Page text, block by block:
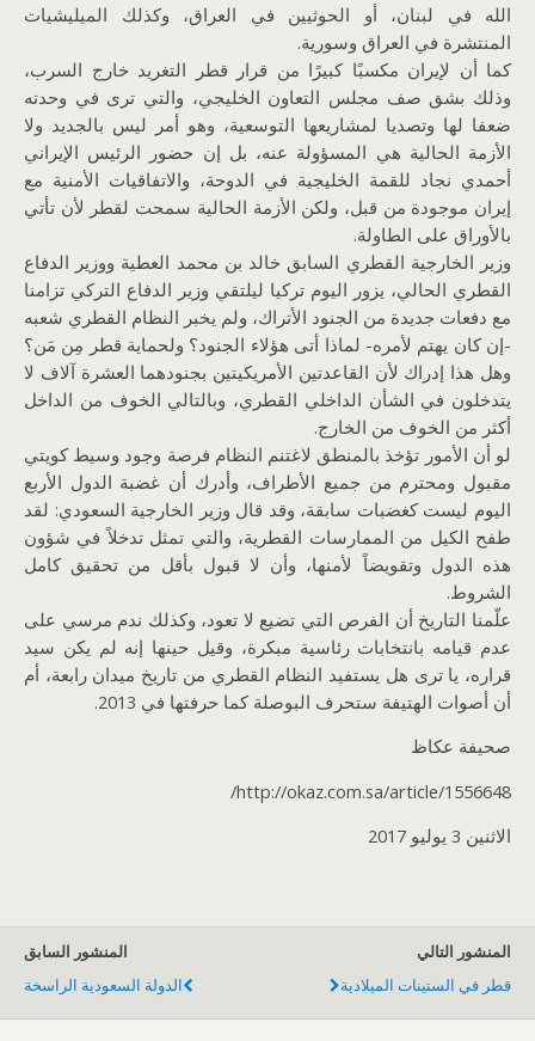
الله في لبنان، أو الحوثيين في العراق، وكذلك الميليشيات
المنتشرة في العراق وسورية.
كما أن لإيران مكسبًا كبيرًا من قرار قطر التغريد خارج السرب،
وذلك بشق صف مجلس التعاون الخليجي، والتي ترى في وحدته
ضعفا لها وتصديا لمشاريعها التوسعية، وهو أمر ليس بالجديد ولا
الأزمة الحالية هي المسؤولة عنه، بل إن حضور الرئيس الإيراني
أحمدي نجاد للقمة الخليجية في الدوحة، والاتفاقيات الأمنية مع
إيران موجودة من قبل، ولكن الأزمة الحالية سمحت لقطر لأن تأتي
بالأوراق على الطاولة.
وزير الخارجية القطري السابق خالد بن محمد العطية ووزير الدفاع
القطري الحالي، يزور اليوم تركيا ليلتقي وزير الدفاع التركي تزامنا
مع دفعات جديدة من الجنود الأتراك، ولم يخبر النظام القطري شعبه
-إن كان يهتم لأمره- لماذا أتى هؤلاء الجنود؟ ولحماية قطر مِن مَن؟
وهل هذا إدراك لأن القاعدتين الأمريكيتين بجنودهما العشرة آلاف لا
يتدخلون في الشأن الداخلي القطري، وبالتالي الخوف من الداخل
أكثر من الخوف من الخارج.
لو أن الأمور تؤخذ بالمنطق لاغتنم النظام فرصة وجود وسيط كويتي
مقبول ومحترم من جميع الأطراف، وأدرك أن غضبة الدول الأربع
اليوم ليست كغضبات سابقة، وقد قال وزير الخارجية السعودي: لقد
طفح الكيل من الممارسات القطرية، والتي تمثل تدخلاً في شؤون
هذه الدول وتقويضاً لأمنها، وأن لا قبول بأقل من تحقيق كامل
الشروط.
علّمنا التاريخ أن الفرص التي تضيع لا تعود، وكذلك ندم مرسي على
عدم قيامه بانتخابات رئاسية مبكرة، وقيل حينها إنه لم يكن سيد
قراره، يا ترى هل يستفيد النظام القطري من تاريخ ميدان رابعة، أم
أن أصوات الهتيفة ستحرف البوصلة كما حرفتها في 2013.
صحيفة عكاظ
http://okaz.com.sa/article/1556648/
الاثنين 3 يوليو 2017
المنشور السابق
الدولة السعودية الراسخة
المنشور التالي
قطر في الستينات الميلادية